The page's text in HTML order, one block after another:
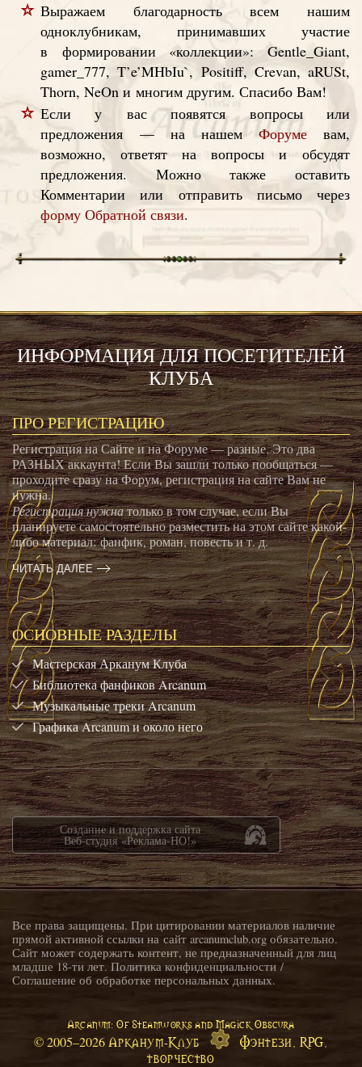
Выражаем благодарность всем нашим
одноклубникам, принимавших участие
в формировании «коллекции»: Gentle_Giant,
gamer_777, T’e’MHbIu`, Positiff, Crevan, aRUSt,
Thorn, NeOn и многим другим. Спасибо Вам!
Если у вас появятся вопросы или
предложения — на нашемФоруме вам,
возможно, ответят на вопросы и обсудят
предложения. Можно также оставить
Комментарии или отправить письмо через
форму Обратной связи.
ИНФОРМАЦИЯ ДЛЯ ПОСЕТИТЕЛЕЙ
КЛУБА
ПРО РЕГИСТРАЦИЮ
Регистрация на Сайте и на Форуме — разные. Это два
РАЗНЫХ аккаунта! Если Вы зашли только пообщаться —
проходите сразу на Форум, регистрация на сайте Вам не
нужна.
Регистрация нужнатолько в том случае, если Вы
планируете самостоятельно разместить на этом сайте какой-
либо материал: фанфик, роман, повесть и т. д.
ЧИТАТЬ ДАЛЕЕ
ОСНОВНЫЕ РАЗДЕЛЫ
Мастерская Арканум Клуба
Библиотека фанфиков Arcanum
Музыкальные треки Arcanum
Графика Arcanum и около него
Создание и поддержка сайта
Веб-студия «Реклама-НО!»
Все права защищены. При цитировании материалов наличие
прямой активной ссылки на сайт arcanumclub.org обязательно.
Сайт может содержать контент, не предназначенный для лиц
младше 18-ти лет. Политика конфиденциальности /
Соглашение об обработке персональных данных.
Arcanum: Of Steamworks and Magick Obscura
© 2005–2026 Арканум-Клуб
Фэнтези, RPG,
творчество